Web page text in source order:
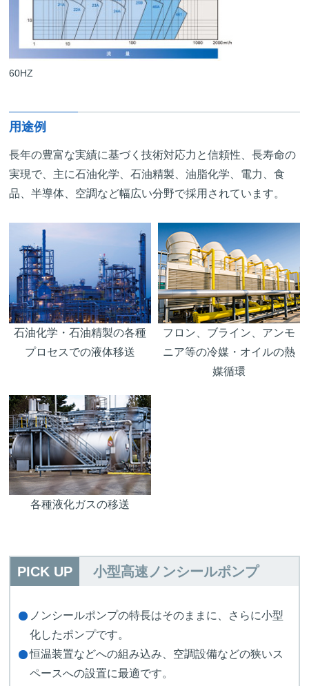
60HZ
用途例
長年の豊富な実績に基づく技術対応力と信頼性、長寿命の
実現で、主に石油化学、石油精製、油脂化学、電力、食
品、半導体、空調など幅広い分野で採用されています。
石油化学・石油精製の各種
プロセスでの液体移送
フロン、ブライン、アンモ
ニア等の冷媒・オイルの熱
媒循環
各種液化ガスの移送
PICK UP 小型高速ノンシールポンプ
ノンシールポンプの特長はそのままに、さらに小型
化したポンプです。
恒温装置などへの組み込み、空調設備などの狭いス
ペースへの設置に最適です。